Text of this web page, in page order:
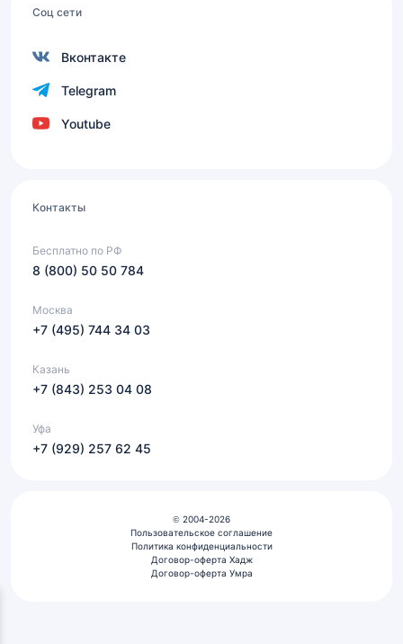
Соц сети
Вконтакте
Telegram
Youtube
Контакты
Бесплатно по РФ
8 (800) 50 50 784
Москва
+7 (495) 744 34 03
Казань
+7 (843) 253 04 08
Уфа
+7 (929) 257 62 45
© 2004-2026
Пользовательское соглашение
Политика конфиденциальности
Договор-оферта Хадж
Договор-оферта Умра